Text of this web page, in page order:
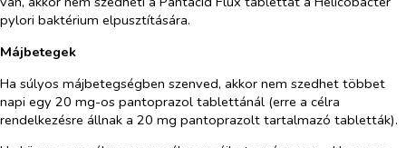
pylori baktérium elpusztítására.
Májbetegek
Ha súlyos májbetegségben szenved, akkor nem szedhet többet
napi egy 20 mg-os pantoprazol tablettánál (erre a célra
rendelkezésre állnak a 20 mg pantoprazolt tartalmazó tabletták).